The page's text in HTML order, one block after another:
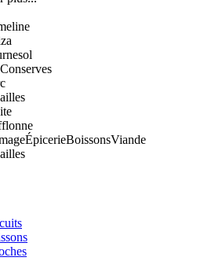
Conserves
ÉpicerieBoissonsViande